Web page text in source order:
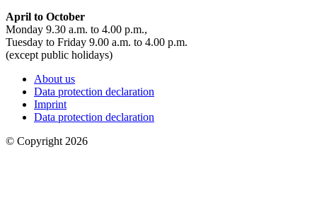
April to October
Monday 9.30 a.m. to 4.00 p.m.,
Tuesday to Friday 9.00 a.m. to 4.00 p.m.
(except public holidays)
About us
Data protection declaration
Imprint
Data protection declaration
© Copyright 2026